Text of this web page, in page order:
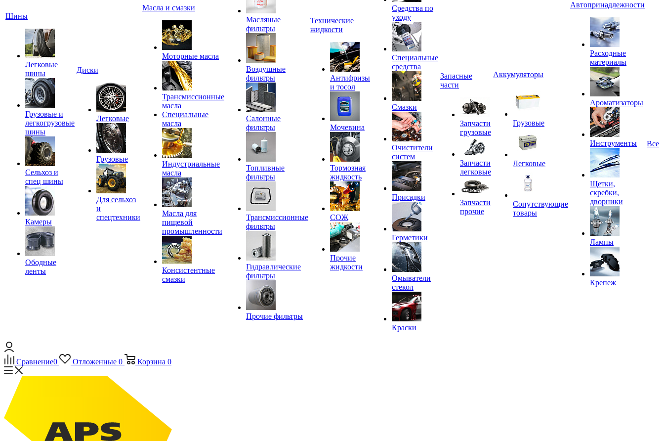
Шины
Легковые
шины
Грузовые и
легкогрузовые
шины
Сельхоз и
спец шины
Камеры
Ободные
ленты
Диски
Легковые
Грузовые
Для сельхоз
и
спецтехники
Масла и смазки
Моторные масла
Трансмиссионные
масла
Специальные
масла
Индустриальные
масла
Масла для
пищевой
промышленности
Консистентные
смазки
Масляные
фильтры
Воздушные
фильтры
Салонные
фильтры
Топливные
фильтры
Трансмиссионные
фильтры
Гидравлические
фильтры
Прочие фильтры
Технические
жидкости
Антифризы
и тосол
Мочевина
Тормозная
жидкость
СОЖ
Прочие
жидкости
Средства по
уходу
Специальные
средства
Смазки
Очистители
систем
Присадки
Герметики
Омыватели
стекол
Краски
Запасные
части
Запчасти
грузовые
Запчасти
легковые
Запчасти
прочие
Аккумуляторы
Грузовые
Легковые
Сопутствующие
товары
Автопринадлежности
Расходные
материалы
Ароматизаторы
Инструменты
Щетки,
скребки,
дворники
Лампы
Крепеж
Все
Сравнение0 Отложенные 0 Корзина 0